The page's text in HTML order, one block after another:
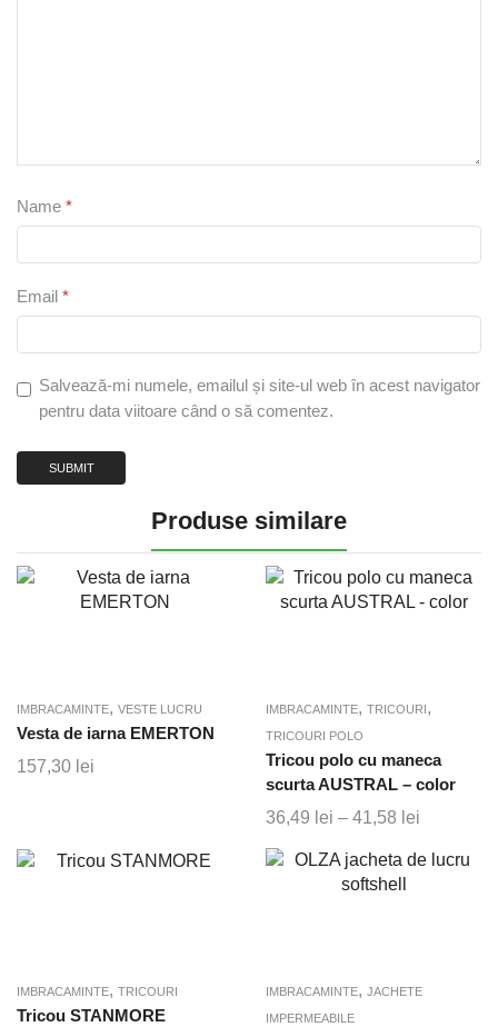
Name *
Email *
Salvează-mi numele, emailul și site-ul web în acest navigator
pentru data viitoare când o să comentez.
Produse similare
IMBRACAMINTE, VESTE LUCRU
Vesta de iarna EMERTON
157,30 lei
IMBRACAMINTE, TRICOURI ,
TRICOURI POLO
Tricou polo cu maneca
scurta AUSTRAL – color
36,49 lei – 41,58 lei
prețuri:
IMBRACAMINTE, TRICOURI
Tricou STANMORE
IMBRACAMINTE, JACHETE
IMPERMEABILE